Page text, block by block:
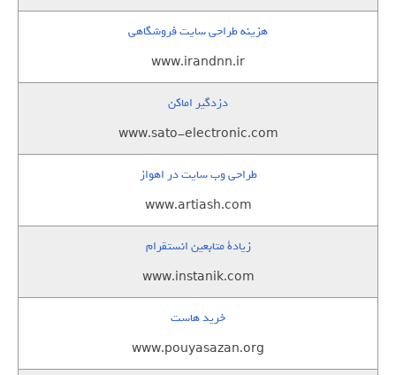
هزینه طراحی سایت فروشگاهی
www.irandnn.ir
دزدگیر اماکن
www.sato-electronic.com
طراحی وب سایت در اهواز
www.artiash.com
زيادة متابعين انستقرام
www.instanik.com
خرید هاست
www.pouyasazan.org